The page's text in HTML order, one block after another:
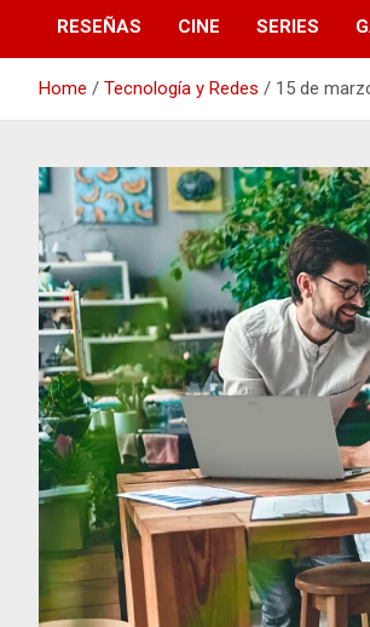
RESEÑAS CINE SERIES
Home Tecnología y Redes 15 de